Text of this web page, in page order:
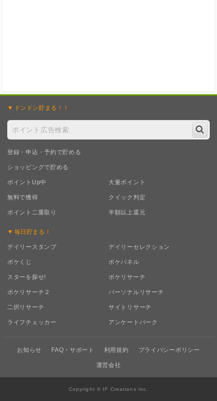
ドンドン貯まる！！
登録・申込・予約で貯める
ショッピングで貯める
ポイントUp中 大量ポイント
無料で獲得 クイック判定
ポイント二重取り 半額以上還元
毎日 貯まる！
デイリースタンプ デイリーセレクション
ポケくじ ポケパネル
スターを探せ! ポケリサーチ
ポケリサーチ２ パーソナルリサーチ
二択リサーチ サイトリサーチ
ライフチェッカー アンケートパーク
お知らせ FAQ・サポート 利用規約 プライバシーポリシー
運営会社
Copyright © IF Creations inc.